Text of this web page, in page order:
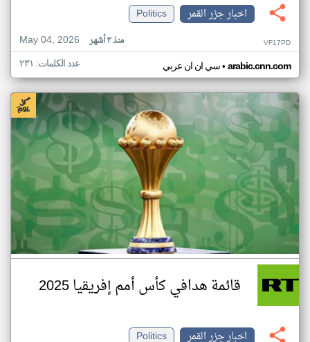
اخبار جزر القمر
Politics
May 04, 2026
منذ ٣ أشهر VF17PD
سي ان ان عربي• arabic.cnn.com عدد الكلمات: ٢٣١
قائمة هدافي كأس أمم إفريقيا 2025
اخبار جزر القمر
Politics